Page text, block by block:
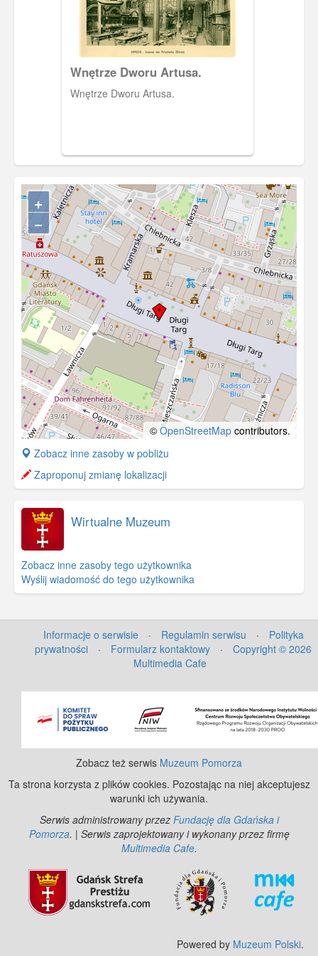
Wnętrze Dworu Artusa.
Wnętrze Dworu Artusa.
+
−
© OpenStreetMap contributors.
+
−
Zobacz inne zasoby w pobliżu
Zaproponuj zmianę lokalizacji
Wirtualne Muzeum
Zobacz inne zasoby tego użytkownika
Wyślij wiadomość do tego użytkownika
Informacje o serwisie · Regulamin serwisu ·
Polityka
prywatności
· Formularz kontaktowy ·
Copyright © 2026
Multimedia Cafe
Zobacz też serwis Muzeum Pomorza
Ta strona korzysta z plików cookies. Pozostając na niej akceptujesz
warunki ich używania.
Serwis administrowany przez Fundację dla Gdańska i
Pomorza. | Serwis zaprojektowany i wykonany przez firmę
Multimedia Cafe.
Powered by Muzeum Polski.